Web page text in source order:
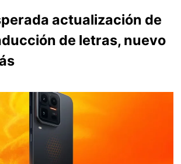
actualización de
de letras, nuevo